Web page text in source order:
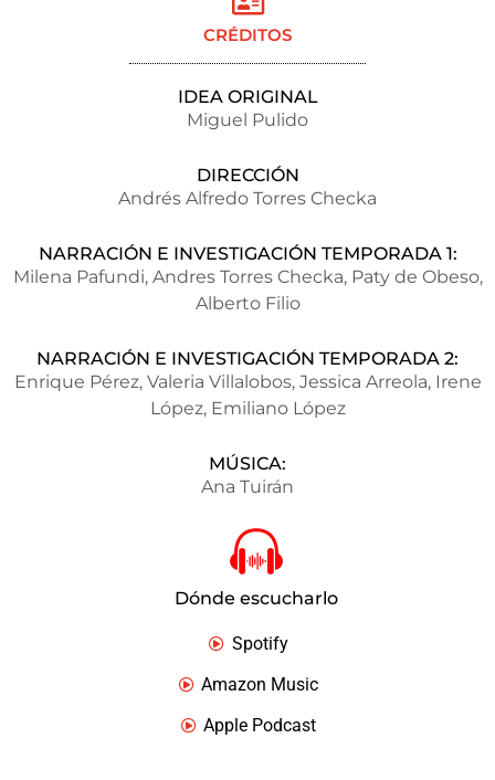
CRÉDITOS
IDEA ORIGINAL
Miguel Pulido
DIRECCIÓN
Andrés Alfredo Torres Checka
NARRACIÓN E INVESTIGACIÓN TEMPORADA 1:
Milena Pafundi, Andres Torres Checka, Paty de Obeso,
Alberto Filio
NARRACIÓN E INVESTIGACIÓN TEMPORADA 2:
Enrique Pérez, Valeria Villalobos, Jessica Arreola, Irene
López, Emiliano López
MÚSICA:
Ana Tuirán
Dónde escucharlo
Spotify
Amazon Music
Apple Podcast